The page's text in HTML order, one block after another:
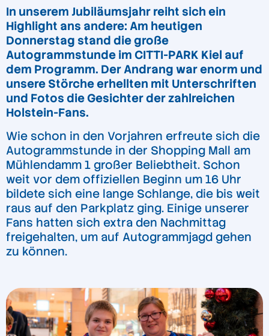
In unserem Jubiläumsjahr reiht sich ein
Highlight ans andere: Am heutigen
Donnerstag stand die große
Autogrammstunde im CITTI-PARK Kiel auf
dem Programm. Der Andrang war enorm und
unsere Störche erhellten mit Unterschriften
und Fotos die Gesichter der zahlreichen
Holstein-Fans.
Wie schon in den Vorjahren erfreute sich die
Autogrammstunde in der Shopping Mall am
Mühlendamm 1 großer Beliebtheit. Schon
weit vor dem offiziellen Beginn um 16 Uhr
bildete sich eine lange Schlange, die bis weit
raus auf den Parkplatz ging. Einige unserer
Fans hatten sich extra den Nachmittag
freigehalten, um auf Autogrammjagd gehen
zu können.